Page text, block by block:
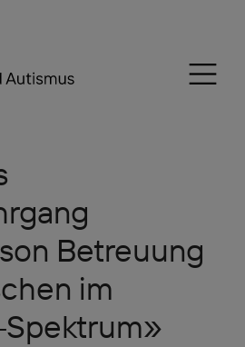
Betreuung
im